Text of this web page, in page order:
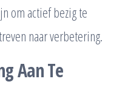
om actief bezig te
naar verbetering.
Aan Te